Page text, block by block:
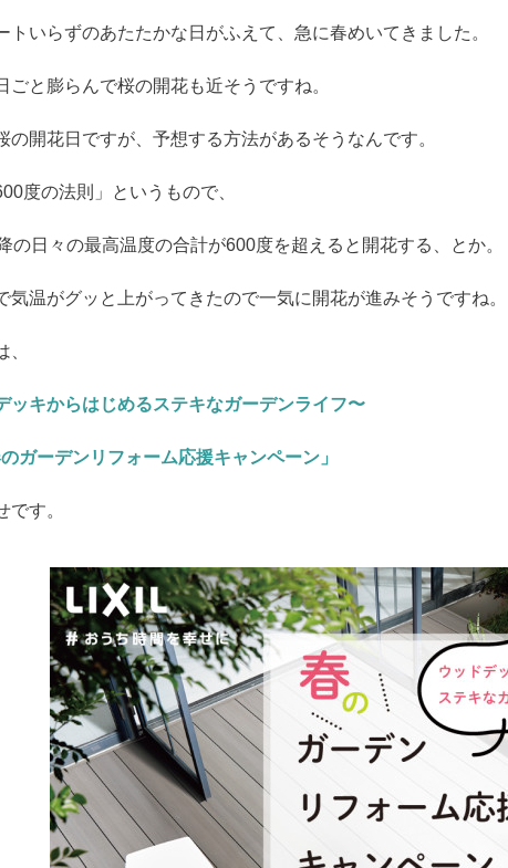
トいらずのあたたかな日がふえて、急に春めいてきました。
ごと膨らんで桜の開花も近そうですね。
の開花日ですが、予想する方法があるそうなんです。
度の法則」というもので、
の日々の最高温度の合計が600度を超えると開花する、とか。
気温がグッと上がってきたので一気に開花が進みそうですね。
、
ッキからはじめるステキなガーデンライフ〜
ガーデンリフォーム応援キャンペーン」
です。